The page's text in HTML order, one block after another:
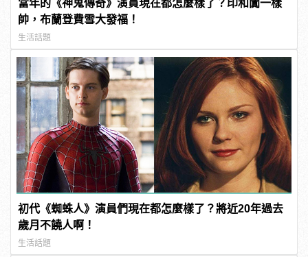
當年的《神鬼傳奇》演員現在都怎麼樣了？印和闐一樣
帥，布蘭登費雪大發福！
生活話題
初代《蜘蛛人》演員們現在都怎麼樣了？將近20年過去
歲月不饒人啊！
生活話題